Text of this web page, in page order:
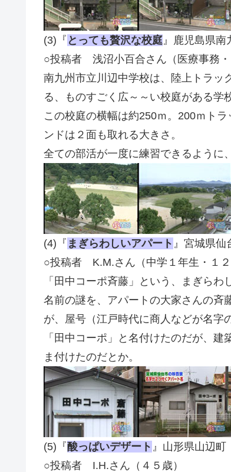
(3)『 とっても贅沢な校庭 』鹿児島県南
○投稿者 浅沼小百合さん（医療事務・
南九州市立川辺中学校は、陸上トラッ
る、ものすごく広～～い校庭がある学
この校庭の横幅は約250ｍ。200ｍト
ンドは２面も取れる大きさ。
全ての部活が一度に練習できるように
(4)『 まぎらわしいアパート 』宮城県仙
○投稿者 K.M.さん（中学１年生・１２
「田中コーポ斉藤」という、まぎらわ
名前の謎を、アパートの大家さんの斉
が、屋号（江戸時代に商人などが名字
「田中コーポ」と名付けたのだが、
ま付けたのだとか。
(5)『酸っぱいデザート 』山形県山辺町
○投稿者 I.H.さん（４５歳）